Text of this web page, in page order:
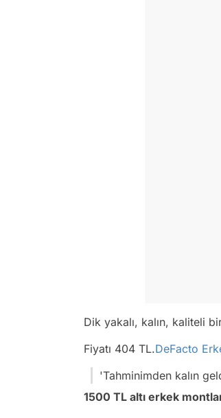
Dik yakalı, kalın, kaliteli
Fiyatı 404 TL.DeFacto
'Tahminimden kalın
1500 TL altı erkek